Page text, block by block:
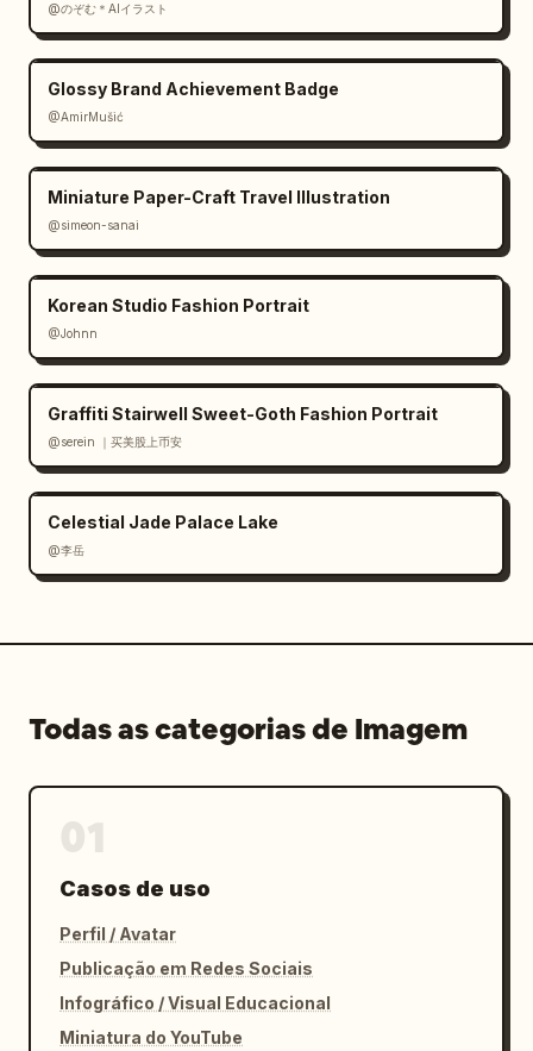
@のぞむ＊AIイラスト
Glossy Brand Achievement Badge
@AmirMušić
Miniature Paper-Craft Travel Illustration
@simeon-sanai
Korean Studio Fashion Portrait
@Johnn
Graffiti Stairwell Sweet-Goth Fashion Portrait
@serein ｜买美股上币安
Celestial Jade Palace Lake
@李岳
Todas as categorias de Imagem
Casos de uso
Perfil / Avatar
Publicação em Redes Sociais
Infográfico / Visual Educacional
Miniatura do YouTube